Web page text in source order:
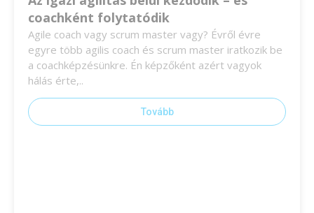
coachként folytatódik
Agile coach vagy scrum master vagy? Évről évre
egyre több agilis coach és scrum master iratkozik be
a coachképzésünkre. Én képzőként azért vagyok
hálás érte,..
Tovább